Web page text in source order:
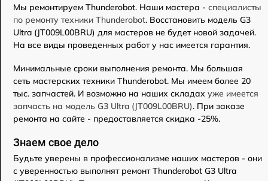
Мы ремонтируем Thunderobot. Наши мастера - специалисты
по ремонту техники Thunderobot. Восстановить модель G3
Ultra (JT009L00BRU) для мастеров не будет новой задачей.
На все виды проведенных работ у нас имеется гарантия.
Минимальные сроки выполнения ремонта. Мы большая
сеть мастерских техники Thunderobot. Мы имеем более 20
тыс. запчастей. И возможно на наших складах уже имеется
запчасть на модель G3 Ultra (JT009L00BRU). При заказе
ремонта на сайте - предоставляется скидка -25%.
Знаем свое дело
Будьте уверены в профессионализме наших мастеров - они
с уверенностью выполнят ремонт Thunderobot G3 Ultra